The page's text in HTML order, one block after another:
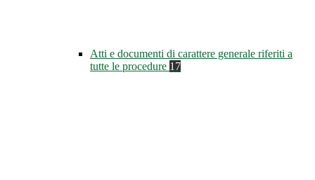
Atti e documenti di carattere generale riferiti a
tutte le procedure 17